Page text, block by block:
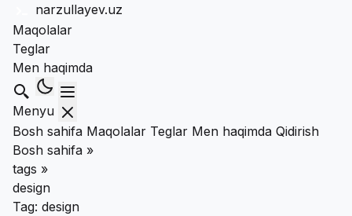
narzullayev.uz
Maqolalar
Teglar
Men haqimda
Qidirish
Menyu
Bosh sahifa Maqolalar Teglar Men haqimda Qidirish
Bosh sahifa »
tags »
design
Tag: design